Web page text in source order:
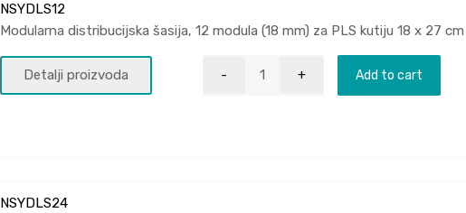
NSYDLS12
Modularna distribucijska šasija, 12 modula (18 mm) za PLS kutiju 18 x 27 cm
Detalji proizvoda Add to cart
NSYDLS24